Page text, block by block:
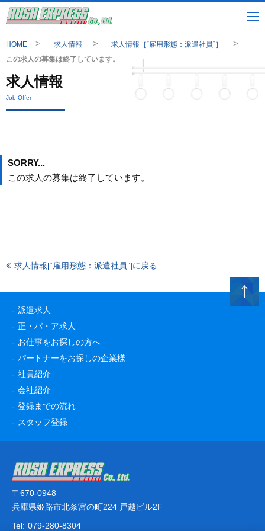
HOME 求人情報
求人情報［“雇用形態：派遣社員”］
この求人の募集は終了しています。
求人情報
Job Offer
SORRY...
この求人の募集は終了しています。
求人情報[“雇用形態：派遣社員”]に戻る
派遣求人
正・パ・ア求人
お仕事をお探しの方へ
パートナーをお探しの企業様
社員紹介
会社紹介
登録までの流れ
スタッフ登録
〒670-0948
兵庫県姫路市北条宮の町224 戸越ビル2F
Tel: 079-280-8304